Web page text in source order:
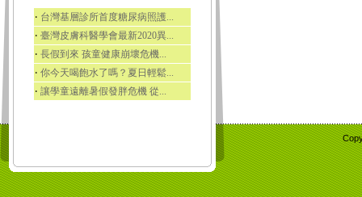
‧ 台灣基層診所首度糖尿病照護...
‧ 臺灣皮膚科醫學會最新2020異...
‧ 長假到來 孩童健康崩壞危機...
‧ 你今天喝飽水了嗎？夏日輕鬆...
‧ 讓學童遠離暑假發胖危機 從...